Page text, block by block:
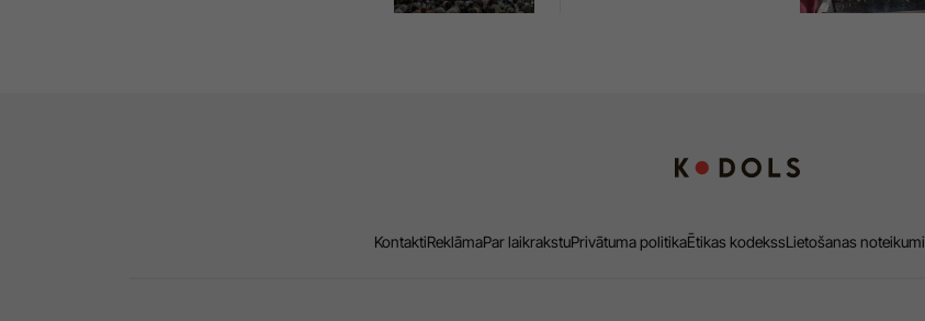
KontaktiReklāmaPar laikrakstuPrivātuma politikaĒtikas kodekssLietošanas noteikumi